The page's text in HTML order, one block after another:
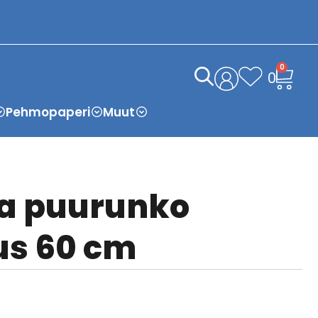
0
0
Pehmopaperi Muut
puurunko
60 cm